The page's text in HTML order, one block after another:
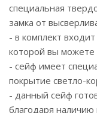
специальная
замка от
- в комплект
которой вы
- сейф имеет
покрытие светло-
- данный сейф
благодаря наличию